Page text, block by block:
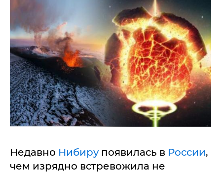
Недавно Нибирупоявилась в России,
чем изрядно встревожила не